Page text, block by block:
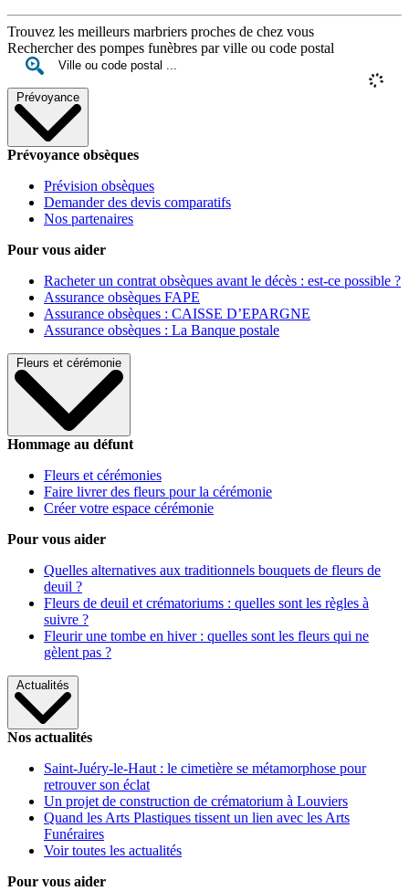
Trouvez les meilleurs marbriers proches de chez vous
Rechercher des pompes funèbres par ville ou code postal
Prévoyance
Prévoyance obsèques
Prévision obsèques
Demander des devis comparatifs
Nos partenaires
Pour vous aider
Racheter un contrat obsèques avant le décès : est-ce possible ?
Assurance obsèques FAPE
Assurance obsèques : CAISSE D’EPARGNE
Assurance obsèques : La Banque postale
Fleurs et cérémonie
Hommage au défunt
Fleurs et cérémonies
Faire livrer des fleurs pour la cérémonie
Créer votre espace cérémonie
Pour vous aider
Quelles alternatives aux traditionnels bouquets de fleurs de
deuil ?
Fleurs de deuil et crématoriums : quelles sont les règles à
suivre ?
Fleurir une tombe en hiver : quelles sont les fleurs qui ne
gèlent pas ?
Actualités
Nos actualités
Saint-Juéry-le-Haut : le cimetière se métamorphose pour
retrouver son éclat
Un projet de construction de crématorium à Louviers
Quand les Arts Plastiques tissent un lien avec les Arts
Funéraires
Voir toutes les actualités
Pour vous aider